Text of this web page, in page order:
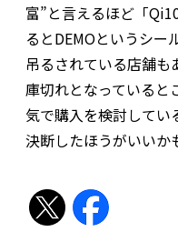
富”と言えるほど「
るとDEMOというシー
吊るされている店舗
庫切れとなっている
気で購入を検討してい
決断したほうがいいか